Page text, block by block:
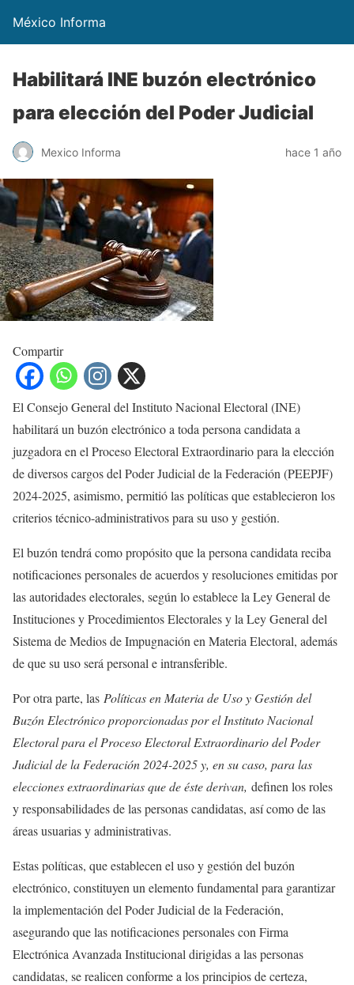
México Informa
Habilitará INE buzón electrónico
para elección del Poder Judicial
Mexico Informa hace 1 año
Compartir
El Consejo General del Instituto Nacional Electoral (INE)
habilitará un buzón electrónico a toda persona candidata a
juzgadora en el Proceso Electoral Extraordinario para la elección
de diversos cargos del Poder Judicial de la Federación (PEEPJF)
2024-2025, asimismo, permitió las políticas que establecieron los
criterios técnico-administrativos para su uso y gestión.
El buzón tendrá como propósito que la persona candidata reciba
notificaciones personales de acuerdos y resoluciones emitidas por
las autoridades electorales, según lo establece la Ley General de
Instituciones y Procedimientos Electorales y la Ley General del
Sistema de Medios de Impugnación en Materia Electoral, además
de que su uso será personal e intransferible.
Por otra parte, las Políticas en Materia de Uso y Gestión del
Buzón Electrónico proporcionadas por el Instituto Nacional
Electoral para el Proceso Electoral Extraordinario del Poder
Judicial de la Federación 2024-2025 y, en su caso, para las
elecciones extraordinarias que de éste derivan, definen los roles
y responsabilidades de las personas candidatas, así como de las
áreas usuarias y administrativas.
Estas políticas, que establecen el uso y gestión del buzón
electrónico, constituyen un elemento fundamental para garantizar
la implementación del Poder Judicial de la Federación,
asegurando que las notificaciones personales con Firma
Electrónica Avanzada Institucional dirigidas a las personas
candidatas, se realicen conforme a los principios de certeza,